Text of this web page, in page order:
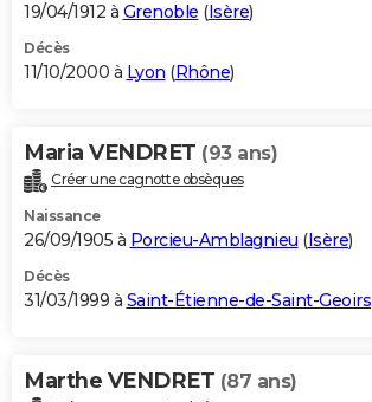
19/04/1912 à Grenoble (Isère)
Décès
11/10/2000 à Lyon (Rhône)
Maria VENDRET (93 ans)
Créer une cagnotte obsèques
Naissance
26/09/1905 à Porcieu-Amblagnieu (Isère)
Décès
31/03/1999 à Saint-Étienne-de-Saint-Geoirs
Marthe VENDRET (87 ans)